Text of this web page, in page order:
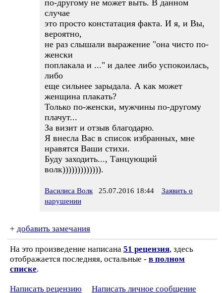
по-другому не может выть. В данном
случае
это просто констатация факта. И я, и Вы,
вероятно,
не раз слышали выражение "она чисто по-
женски
поплакала и ..." и далее либо успокоилась,
либо
еще сильнее зарыдала. А как может
женщина плакать?
Только по-женски, мужчины по-другому
плачут...
За визит и отзыв благодарю.
Я внесла Вас в список избранных, мне
нравятся Ваши стихи.
Буду заходить..., Танцующий
волк))))))))))))).
Василиса Волк 25.07.2016 18:44
Заявить о
нарушении
+ добавить замечания
На это произведение написана 51 рецензия, здесь
отображается последняя, остальные - в полном
списке.
Написать рецензию Написать личное сообщение